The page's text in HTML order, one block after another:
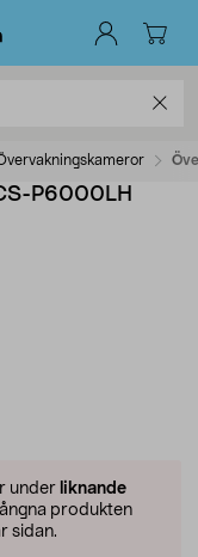
P6000LH
under liknande
produkten
sidan.